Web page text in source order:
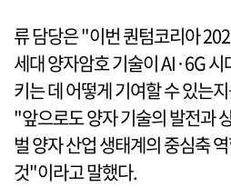
류 담당은 "이번 퀀텀코리아
세대 양자암호 기술이 AI·6G
키는 데 어떻게 기여할 수 있는
"앞으로도 양자 기술의 발전과
벌 양자 산업 생태계의 중심축
것"이라고 말했다.